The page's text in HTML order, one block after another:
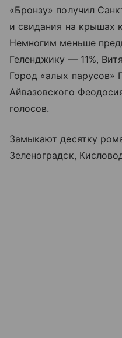
«Бронзу» получил
и свидания на крышах
Немногим меньше
Геленджику — 11%,
Город «алых парусов»
Айвазовского
голосов.
Замыкают десятку
Зеленоградск,